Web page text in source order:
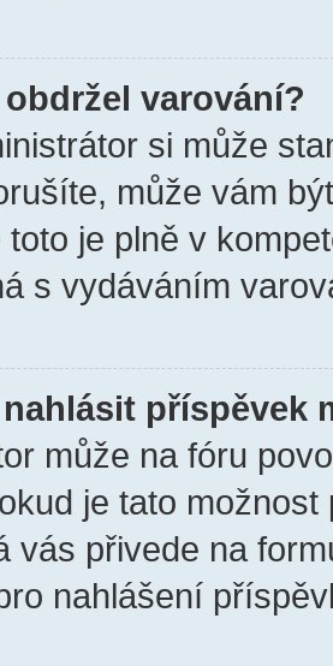
varování?
si může
může vám
je plně v
s vydáváním
příspěvek
může na fóru
je tato
vás přivede na
nahlášení